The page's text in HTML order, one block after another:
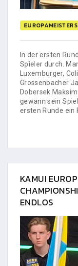
In der ersten
Spieler durch.
Luxemburger,
Grossenbacher
Dobersek
gewann sein
ersten Runde ein
KAMUI
ENDLOS